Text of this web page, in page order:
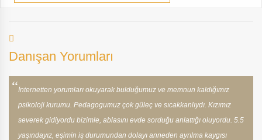
Danışan Yorumları
İnternetten yorumları okuyarak bulduğumuz ve memnun kaldığımız
psikoloji kurumu. Pedagogumuz çok güleç ve sıcakkanlıydı. Kızımız
severek gidiyordu bizimle, ablasını evde sorduğu anlattığı oluyordu. 5.5
yaşındayız, eşimin iş durumundan dolayı anneden ayrılma kaygısı